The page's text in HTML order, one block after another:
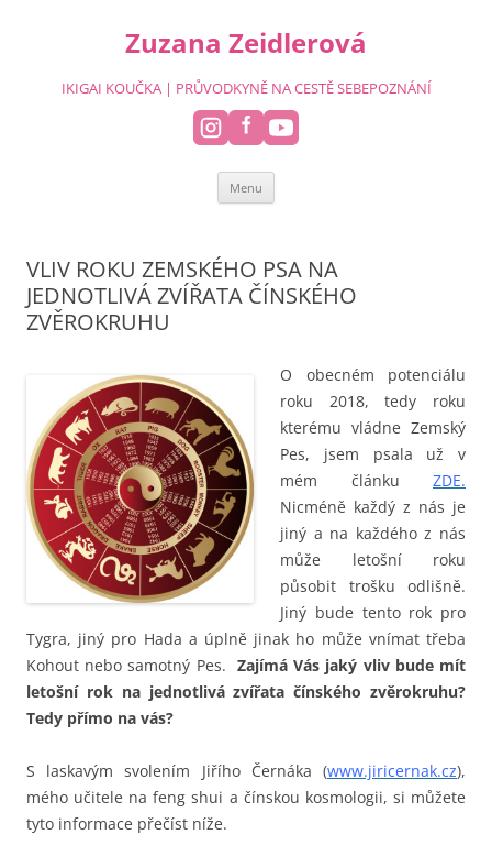
Zuzana Zeidlerová
IKIGAI KOUČKA | PRŮVODKYNĚ NA CESTĚ SEBEPOZNÁNÍ
Menu
VLIV ROKU ZEMSKÉHO PSA NA
JEDNOTLIVÁ ZVÍŘATA ČÍNSKÉHO
ZVĚROKRUHU
O obecném potenciálu
roku 2018, tedy roku
kterému vládne Zemský
Pes, jsem psala už v
mém článku ZDE.
Nicméně každý z nás je
jiný a na každého z nás
může letošní roku
působit trošku odlišně.
Jiný bude tento rok pro
Tygra, jiný pro Hada a úplně jinak ho může vnímat třeba
Kohout nebo samotný Pes. Zajímá Vás jaký vliv bude mít
letošní rok na jednotlivá zvířata čínského zvěrokruhu?
Tedy přímo na vás?
S laskavým svolením Jiřího Černáka (www.jiricernak.cz),
mého učitele na feng shui a čínskou kosmologii, si můžete
tyto informace přečíst níže.